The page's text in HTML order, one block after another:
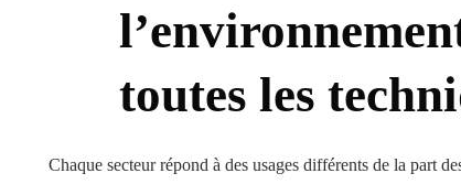
toutes les
Chaque secteur répond à des usages différents de la part